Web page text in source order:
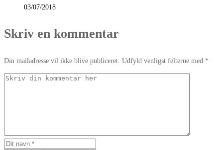
03/07/2018
Skriv en kommentar
Din mailadresse vil ikke blive publiceret. Udfyld venligst felterne med *